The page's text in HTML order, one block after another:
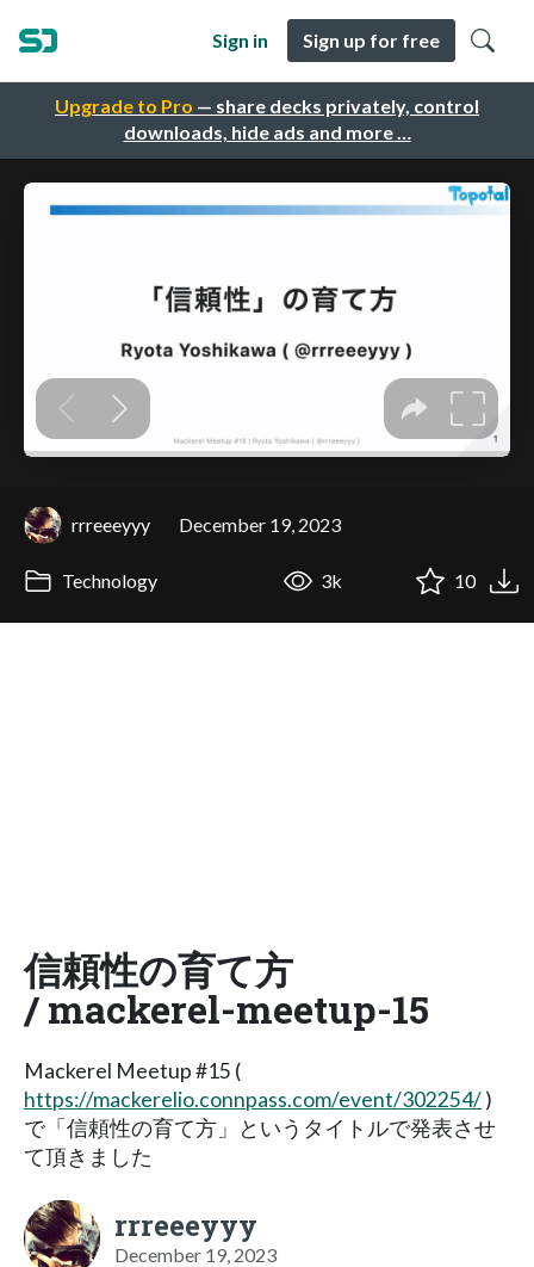
Upgrade to Pro — share decks privately, control
downloads, hide ads and more …
Sign in Sign up for free
rrreeeyyy December 19, 2023
Technology 3k 10
信頼性の育て方
/ mackerel-meetup-15
Mackerel Meetup #15 (
https://mackerelio.connpass.com/event/302254/)
で「信頼性の育て方」というタイトルで発表させ
て頂きました
rrreeeyyy
December 19, 2023